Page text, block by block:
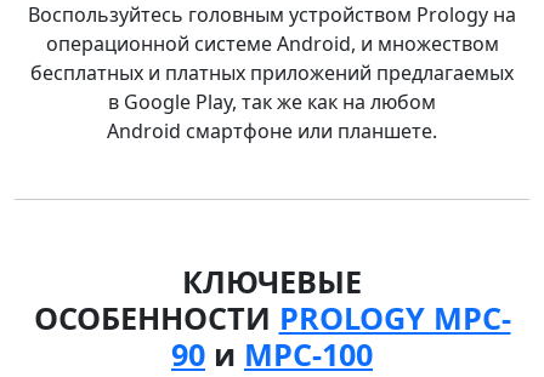
Воспользуйтесь головным устройством Prology на
операционной системе Android, и множеством
бесплатных и платных приложений предлагаемых
в Google Play, так же как на любом
Android смартфоне или планшете.
КЛЮЧЕВЫЕ
ОСОБЕННОСТИ PROLOGY MPC-
90 и MPC-100